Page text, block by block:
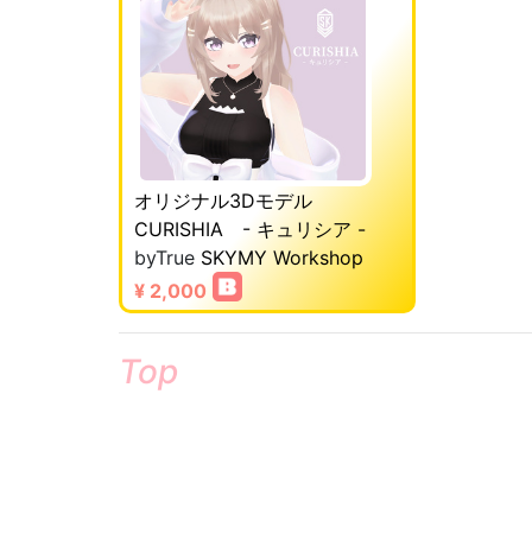
オリジナル3Dモデル
CURISHIA - キュリシア -
byTrue SKYMY Workshop
¥ 2,000
Top